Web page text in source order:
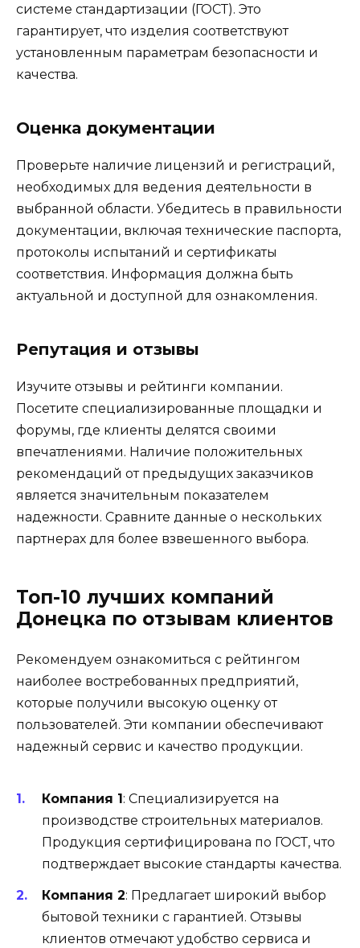
системе стандартизации (ГОСТ). Это
гарантирует, что изделия соответствуют
установленным параметрам безопасности и
качества.
Оценка документации
Проверьте наличие лицензий и регистраций,
необходимых для ведения деятельности в
выбранной области. Убедитесь в правильности
документации, включая технические паспорта,
протоколы испытаний и сертификаты
соответствия. Информация должна быть
актуальной и доступной для ознакомления.
Репутация и отзывы
Изучите отзывы и рейтинги компании.
Посетите специализированные площадки и
форумы, где клиенты делятся своими
впечатлениями. Наличие положительных
рекомендаций от предыдущих заказчиков
является значительным показателем
надежности. Сравните данные о нескольких
партнерах для более взвешенного выбора.
Топ-10 лучших компаний
Донецка по отзывам клиентов
Рекомендуем ознакомиться с рейтингом
наиболее востребованных предприятий,
которые получили высокую оценку от
пользователей. Эти компании обеспечивают
надежный сервис и качество продукции.
Компания 1 : Специализируется на
производстве строительных материалов.
Продукция сертифицирована по ГОСТ, что
подтверждает высокие стандарты качества.
Компания 2: Предлагает широкий выбор
бытовой техники с гарантией. Отзывы
клиентов отмечают удобство сервиса и